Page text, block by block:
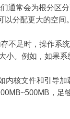
通常会为根分区
分配更大的空间。
不足时，操作系
。例如，如果
内核文件和引导
，